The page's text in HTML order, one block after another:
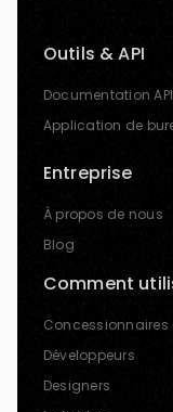
Outils & API
Documentation API
Application de
Entreprise
À propos de nous
Blog
Comment
Développeurs
Designers